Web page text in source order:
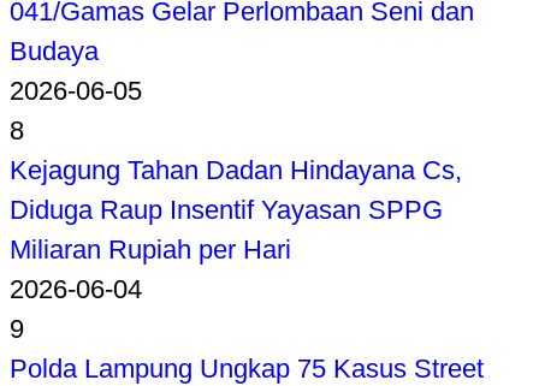
041/Gamas Gelar Perlombaan Seni dan
Budaya
2026-06-05
8
Kejagung Tahan Dadan Hindayana Cs,
Diduga Raup Insentif Yayasan SPPG
Miliaran Rupiah per Hari
2026-06-04
9
Polda Lampung Ungkap 75 Kasus Street